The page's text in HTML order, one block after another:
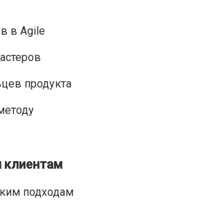
в Agile
продукта
клиентам
подходам